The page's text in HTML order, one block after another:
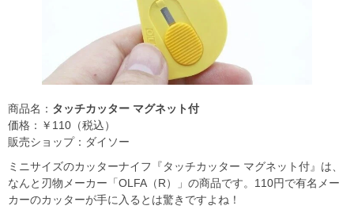
商品名： タッチカッター マグネット付
価格：￥110（税込）
販売ショップ：ダイソー
ミニサイズのカッターナイフ『タッチカッター マグネット付』は、
なんと刃物メーカー「OLFA（R）」の商品です。110円で有名メー
カーのカッターが手に入るとは驚きですよね！